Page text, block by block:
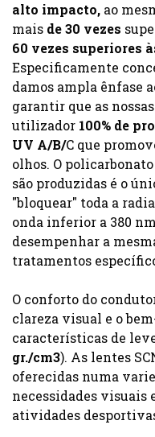
alto impacto, ao
mais de 30 vezes
60 vezes superiores
Especificamente
damos ampla ênfase
garantir que as
utilizador 100% de
UV A/B/C que
olhos. O
são produzidas é o
"bloquear" toda a
onda inferior a 380
desempenhar a
tratamentos
O conforto do
clareza visual e o
características de
gr./cm3). As lentes
oferecidas numa
necessidades visuais
atividades